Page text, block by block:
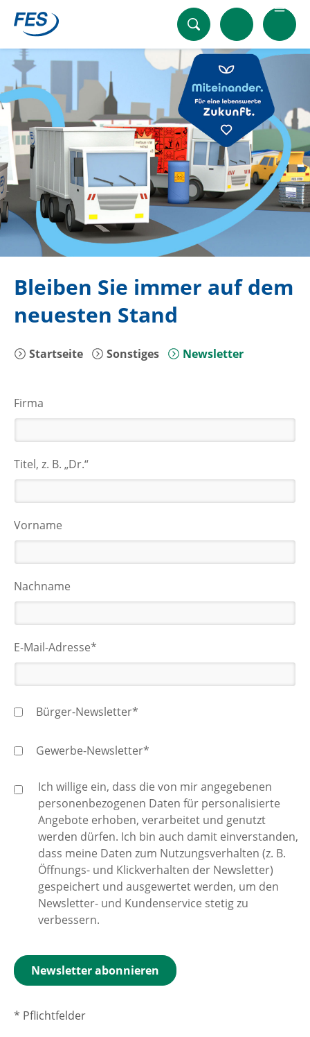
Externer Link zu
Bleiben Sie immer auf dem
neuesten Stand
Startseite Sonstiges Newsletter
Firma
Titel, z. B. „Dr.“
Vorname
Nachname
E-Mail-Adresse*
Bürger-Newsletter*
Gewerbe-Newsletter*
Ich willige ein, dass die von mir angegebenen
personenbezogenen Daten für personalisierte
Angebote erhoben, verarbeitet und genutzt
werden dürfen. Ich bin auch damit einverstanden,
dass meine Daten zum Nutzungsverhalten (z. B.
Öffnungs- und Klickverhalten der Newsletter)
gespeichert und ausgewertet werden, um den
Newsletter- und Kundenservice stetig zu
verbessern.
* Pflichtfelder